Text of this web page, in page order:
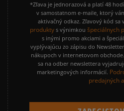
*Zľava je jednorazová a platí 48
v samostatnom e-maile, ktorý
aktivačný odkaz. Zľavový kód sa
produkty s výnimkou špeciálnych
s inými promo akciami a
vyplývajúcu zo zápisu do
nákupoch v internetovom
sa na odber newslettera
marketingových informácií.
predajných